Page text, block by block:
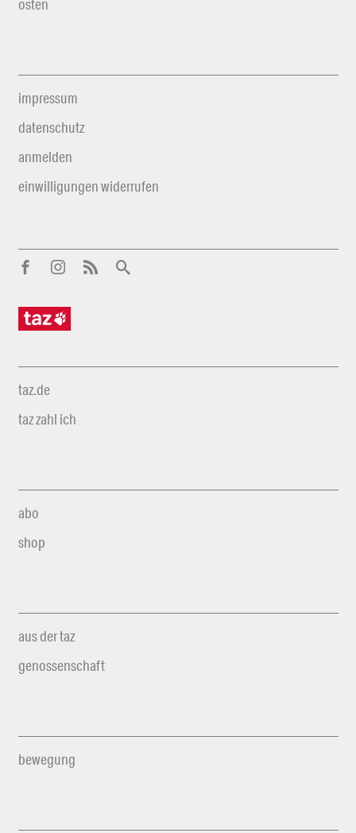
osten
impressum
datenschutz
anmelden
einwilligungen widerrufen
taz.de
taz zahl ich
abo
shop
aus der taz
genossenschaft
bewegung